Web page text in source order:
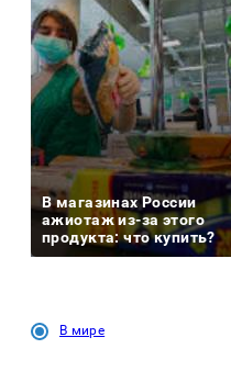
В магазинах России
ажиотаж из-за этого
продукта: что купить?
В мире